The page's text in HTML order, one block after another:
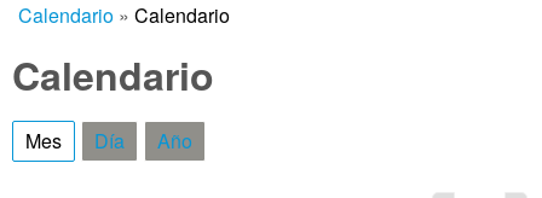
Usted está aquí
Calendario » Calendario
Calendario
Mes (solapa activa)
Día Año